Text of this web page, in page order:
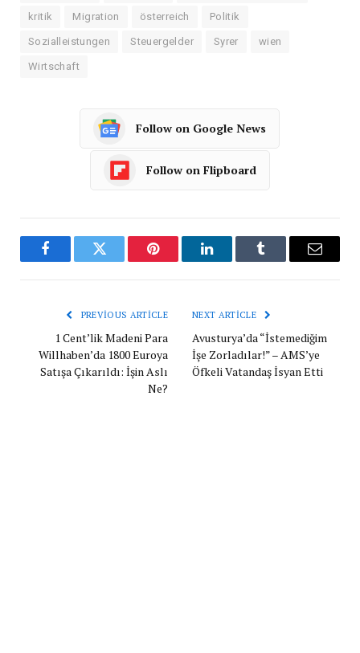
kritik Migration österreich Politik
Sozialleistungen Steuergelder Syrer wien
Wirtschaft
Follow on Google News
Follow on Flipboard
FacebookTwitter Pinterest LinkedInTumblr Email
PREVIOUS ARTICLE
1 Cent’lik Madeni Para
Willhaben’da 1800 Euroya
Satışa Çıkarıldı: İşin Aslı
Ne?
NEXT ARTICLE
Avusturya’da “İstemediğim
İşe Zorladılar!” – AMS’ye
Öfkeli Vatandaş İsyan Etti